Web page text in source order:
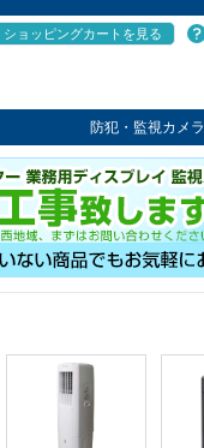
ショッピングカートを見る
防犯・監視カメラ
パナソニック
TAKEX
LET'S
JSS
SELCO
PRINCETON
OS
ネクステージ
ATEN